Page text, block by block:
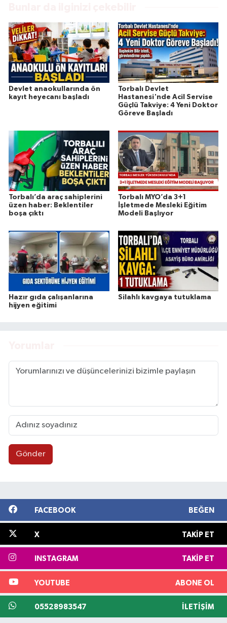
Devlet anaokullarında ön
kayıt heyecanı başladı
Torbalı Devlet
Hastanesi'nde Acil Servise
Güçlü Takviye: 4 Yeni Doktor
Göreve Başladı
Torbalı’da araç sahiplerini
üzen haber: Beklentiler
boşa çıktı
Torbalı MYO’da 3+1
İşletmede Mesleki Eğitim
Modeli Başlıyor
Hazır gıda çalışanlarına
hijyen eğitimi
Silahlı kavgaya tutuklama
Gönder
FACEBOOK BEĞEN
X TAKIP ET
INSTAGRAM TAKIP ET
YOUTUBE ABONE OL
05528983547 İLETIŞIM